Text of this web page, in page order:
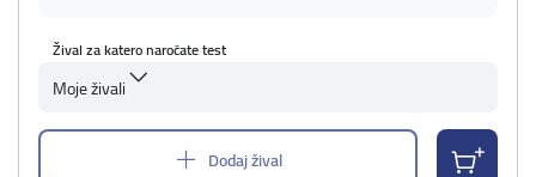
Žival za katero naročate test
Moje živali
Dodaj žival